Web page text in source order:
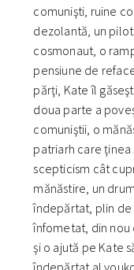
comunişti, ruine
dezolantă, un
cosmonaut, o
pensiune de
părţi, Kate îl
doua parte a
comuniştii, o
patriarh care
scepticism cât
mănăstire, un
îndepărtat, plin de
înfometat, din nou
şi o ajută pe Kate
îndepărtat al